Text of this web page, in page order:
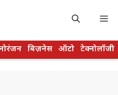
बिज़नेस ऑटो टेक्नोलॉजी